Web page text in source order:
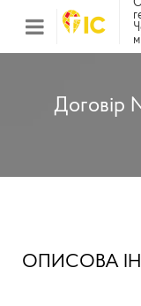
Договір
ОПИСОВА